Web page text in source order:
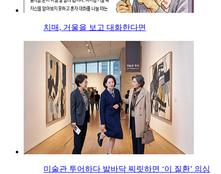
치매, 거울을 보고 대화한다면
미술관 투어하다 발바닥 찌릿하면 ‘이 질환’ 의심